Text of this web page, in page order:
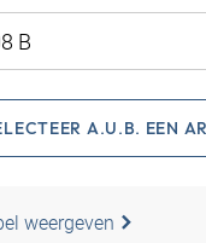
A.U.B. EEN
weergeven